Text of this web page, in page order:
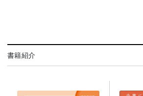
書籍紹介